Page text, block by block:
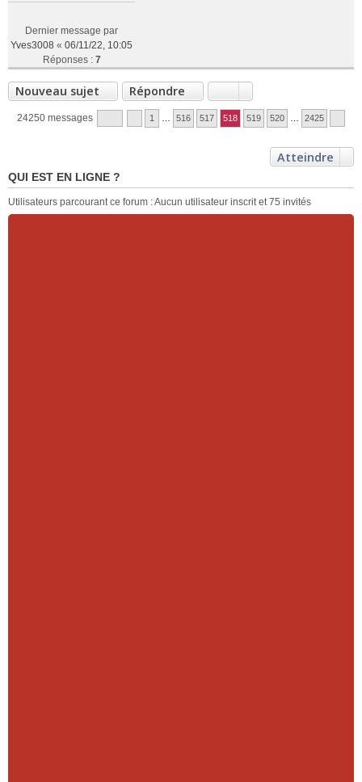
Dernier message par
Yves3008 « 06/11/22, 10:05
Réponses : 7
Nouveau sujet Répondre
24250 messages 1 516 517 518 519 520 2425
Atteindre
QUI EST EN LIGNE ?
Utilisateurs parcourant ce forum : Aucun utilisateur inscrit et 75 invités